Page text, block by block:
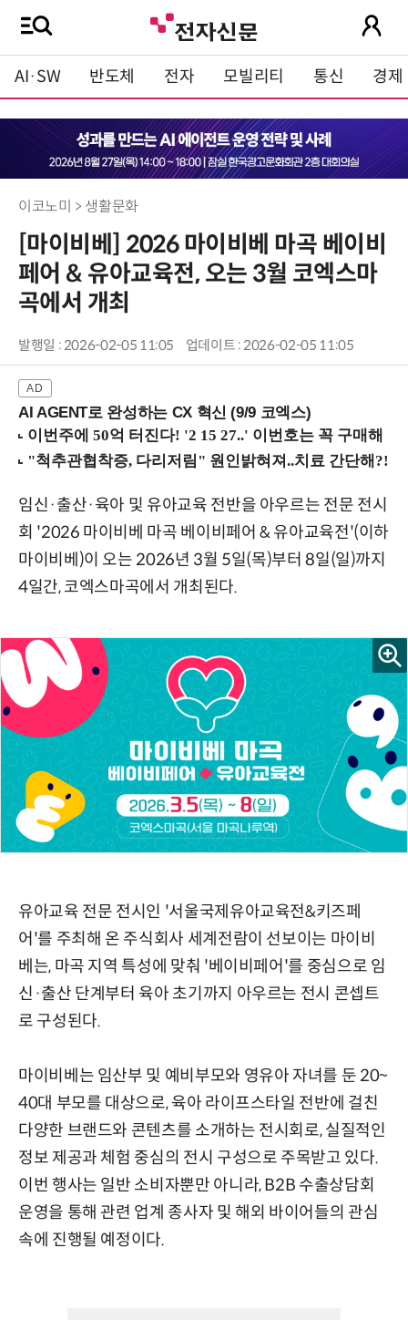
AI·SW 반도체 전자 모빌리티 통신 경제
이코노미 > 생활문화
[마이비베] 2026 마이비베 마곡 베이비
페어 & 유아교육전, 오는 3월 코엑스마
곡에서 개최
발행일 : 2026-02-05 11:05 업데이트 : 2026-02-05 11:05
AI AGENT로 완성하는 CX 혁신 (9/9 코엑스)
임신·출산·육아 및 유아교육 전반을 아우르는 전문 전시
회 '2026 마이비베 마곡 베이비페어 & 유아교육전'(이하
마이비베)이 오는 2026년 3월 5일(목)부터 8일(일)까지
4일간, 코엑스마곡에서 개최된다.
유아교육 전문 전시인 '서울국제유아교육전&키즈페
어'를 주최해 온 주식회사 세계전람이 선보이는 마이비
베는, 마곡 지역 특성에 맞춰 '베이비페어'를 중심으로 임
신·출산 단계부터 육아 초기까지 아우르는 전시 콘셉트
로 구성된다.
마이비베는 임산부 및 예비부모와 영유아 자녀를 둔 20~
40대 부모를 대상으로, 육아 라이프스타일 전반에 걸친
다양한 브랜드와 콘텐츠를 소개하는 전시회로, 실질적인
정보 제공과 체험 중심의 전시 구성으로 주목받고 있다.
이번 행사는 일반 소비자뿐만 아니라, B2B 수출상담회
운영을 통해 관련 업계 종사자 및 해외 바이어들의 관심
속에 진행될 예정이다.